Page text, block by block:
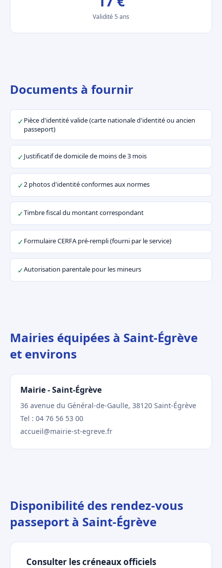
Validité 5 ans
Documents à fournir
✓ Pièce d'identité valide (carte nationale d'identité ou ancien
passeport)
✓Justificatif de domicile de moins de 3 mois
✓2 photos d'identité conformes aux normes
✓Timbre fiscal du montant correspondant
✓ Formulaire CERFA pré-rempli (fourni par le service)
✓Autorisation parentale pour les mineurs
Mairies équipées à Saint-Égrève
et environs
Mairie - Saint-Égrève
36 avenue du Général-de-Gaulle, 38120 Saint-Égrève
Tel : 04 76 56 53 00
accueil@mairie-st-egreve.fr
Disponibilité des rendez-vous
passeport à Saint-Égrève
Consulter les créneaux officiels